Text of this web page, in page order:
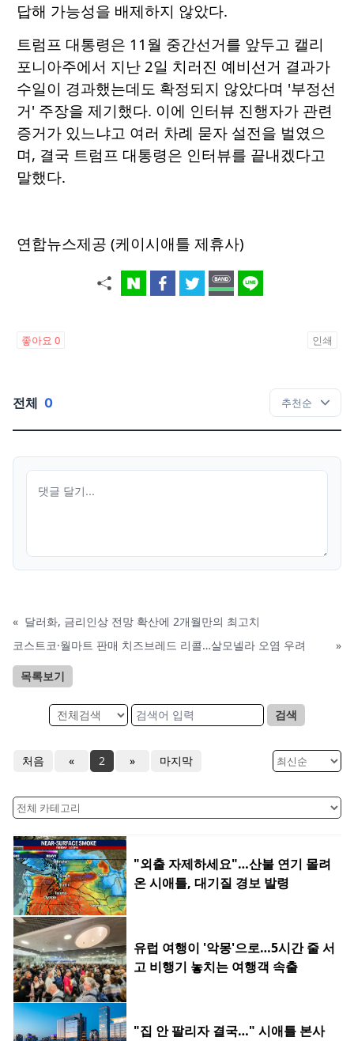
답해 가능성을 배제하지 않았다.
트럼프 대통령은 11월 중간선거를 앞두고 캘리
포니아주에서 지난 2일 치러진 예비선거 결과가
수일이 경과했는데도 확정되지 않았다며 '부정선
거' 주장을 제기했다. 이에 인터뷰 진행자가 관련
증거가 있느냐고 여러 차례 묻자 설전을 벌였으
며, 결국 트럼프 대통령은 인터뷰를 끝내겠다고
말했다.
연합뉴스제공 (케이시애틀 제휴사)
좋아요 0 인쇄
전체 0
« 달러화, 금리인상 전망 확산에 2개월만의 최고치
코스트코·월마트 판매 치즈브레드 리콜…살모넬라 오염 우려
»
목록보기
검색
처음 « 2 » 마지막
"외출 자제하세요"…산불 연기 몰려
온 시애틀, 대기질 경보 발령
유럽 여행이 '악몽'으로…5시간 줄 서
고 비행기 놓치는 여행객 속출
"집 안 팔리자 결국…" 시애틀 본사